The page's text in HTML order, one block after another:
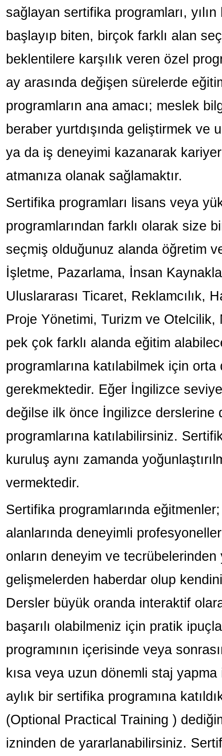
sağlayan sertifika programları,
başlayıp biten, birçok farklı alan
beklentilere karşılık veren özel
ay arasında değişen sürelerde
programların ana amacı; meslek
beraber yurtdışında geliştirmek ve
ya da iş deneyimi kazanarak
atmanıza olanak sağlamaktır.
Sertifika programları lisans veya
programlarından farklı olarak size
seçmiş olduğunuz alanda öğretim
İşletme, Pazarlama, İnsan
Uluslararası Ticaret, Reklamcılık,
Proje Yönetimi, Turizm ve Otelcilik,
pek çok farklı alanda eğitim
programlarına katılabilmek için
gerekmektedir. Eğer İngilizce
değilse ilk önce İngilizce derslerine
programlarına katılabilirsiniz.
kuruluş aynı zamanda
vermektedir.
Sertifika programlarında
alanlarında deneyimli
onların deneyim ve
gelişmelerden haberdar olup
Dersler büyük oranda interaktif
başarılı olabilmeniz için pratik
programının içerisinde veya
kısa veya uzun dönemli staj
aylık bir sertifika programına
(Optional Practical Training )
izninden de yararlanabilirsiniz.